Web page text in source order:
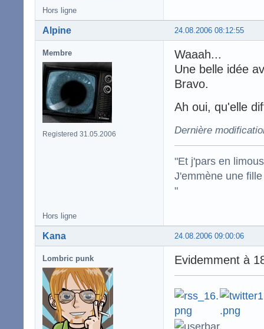
Hors ligne
24.08.2006 08:12:55
Alpine
Membre
Registered 31.05.2006
Waaah...
Une belle idée
Bravo.
Ah oui, qu'elle
Dernière
"Et j'pars en
J'emmène une
"
Hors ligne
24.08.2006 09:00:06
Kana
Lombric punk Evidemment à